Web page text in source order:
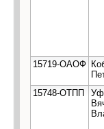
15719-ОАОФ
15748-ОТПП